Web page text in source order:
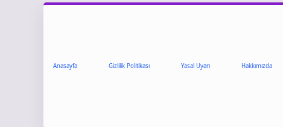
Anasayfa Gizlilik Politikası Yasal Uyarı Hakkımızda